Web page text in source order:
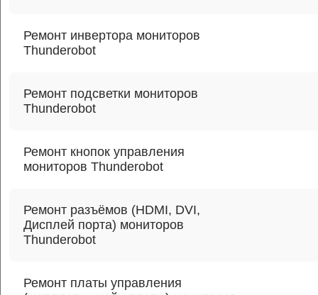
Ремонт инвертора мониторов
Thunderobot
Ремонт подсветки мониторов
Thunderobot
Ремонт кнопок управления
мониторов Thunderobot
Ремонт разъёмов (HDMI, DVI,
Дисплей порта) мониторов
Thunderobot
Ремонт платы управления